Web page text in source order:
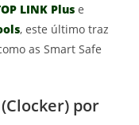
LINK Plus e
, este último traz
as Smart Safe
por